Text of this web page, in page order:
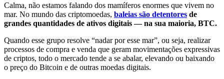
Calma, não estamos falando dos mamíferos enormes que vivem no
mar. No mundo das criptomoedas, baleias são detentores de
grandes quantidades de ativos digitais — na sua maioria, BTC.
Quando esse grupo resolve “nadar por esse mar”, ou seja, realizar
processos de compra e venda que geram movimentações expressivas
de criptos, todo o mercado tende a se abalar, elevando ou baixando
o preço do Bitcoin e de outras moedas digitais.